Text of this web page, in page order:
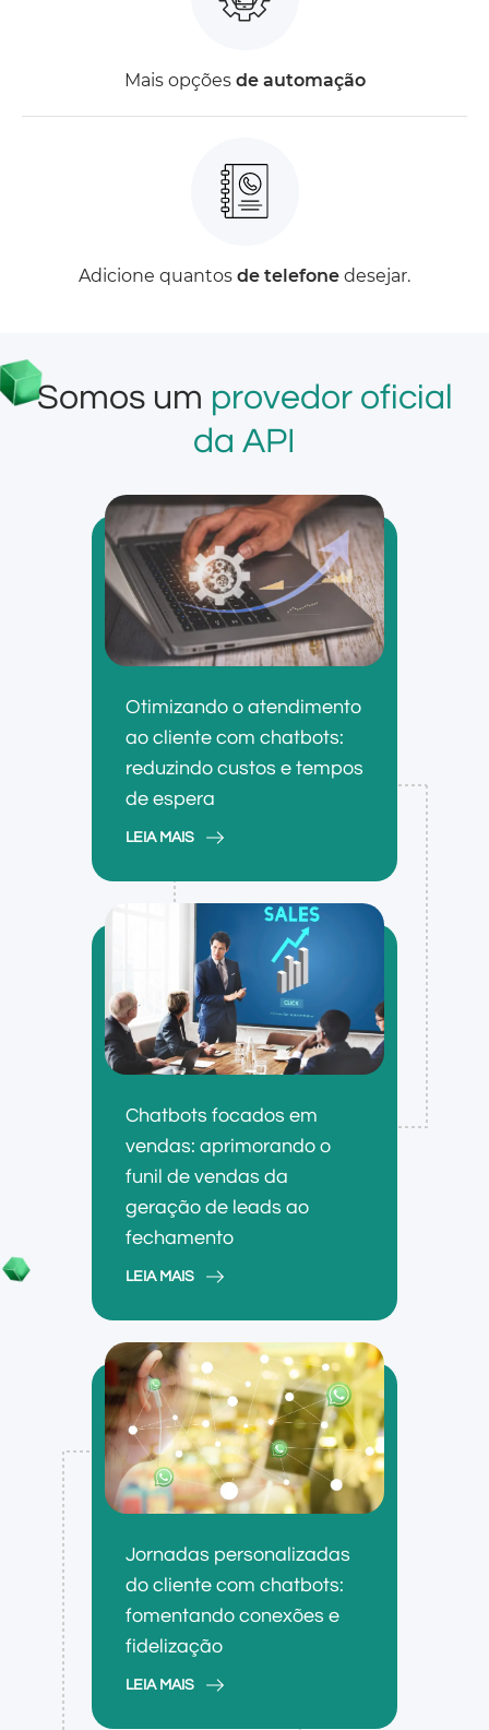
Mais opções de automação
Adicione quantos de telefone desejar.
Somos um provedor oficial
da API
Otimizando o atendimento
ao cliente com chatbots:
reduzindo custos e tempos
de espera
LEIA MAIS
Chatbots focados em
vendas: aprimorando o
funil de vendas da
geração de leads ao
fechamento
LEIA MAIS
Jornadas personalizadas
do cliente com chatbots:
fomentando conexões e
fidelização
LEIA MAIS